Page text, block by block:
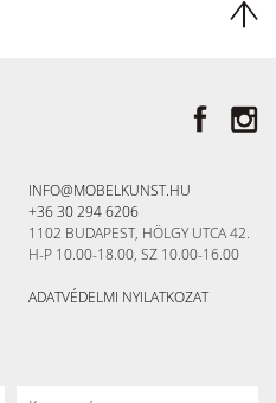
INFO@MOBELKUNST.HU
+36 30 294 6206
1102 BUDAPEST, HÖLGY UTCA 42.
H-P 10.00-18.00, SZ 10.00-16.00
ADATVÉDELMI NYILATKOZAT